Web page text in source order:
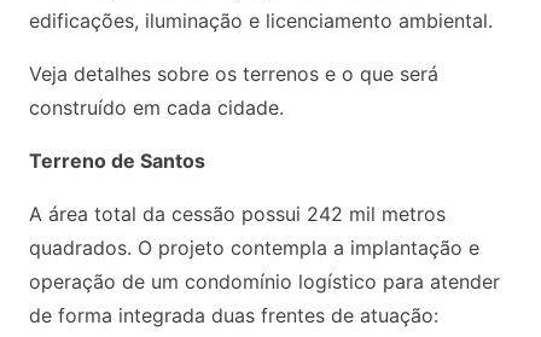
edificações, iluminação e licenciamento ambiental.
Veja detalhes sobre os terrenos e o que será
construído em cada cidade.
Terreno de Santos
A área total da cessão possui 242 mil metros
quadrados. O projeto contempla a implantação e
operação de um condomínio logístico para atender
de forma integrada duas frentes de atuação: